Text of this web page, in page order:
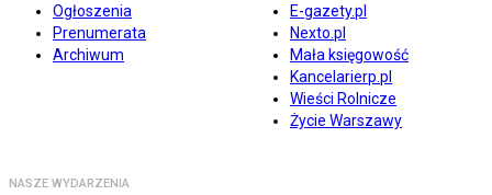
Ogłoszenia
Prenumerata
Archiwum
E-gazety.pl
Nexto.pl
Mała księgowość
Kancelarierp.pl
Wieści Rolnicze
Życie Warszawy
NASZE WYDARZENIA